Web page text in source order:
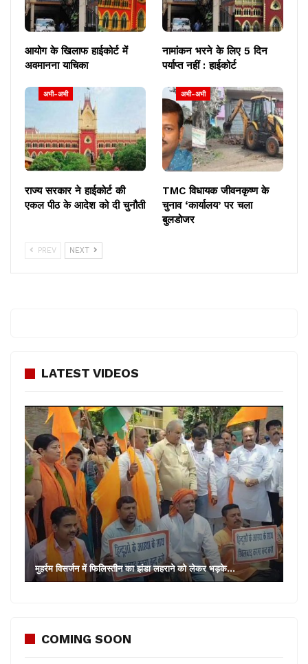
आयोग के खिलाफ हाईकोर्ट में
अवमानना याचिका
नामांकन भरने के लिए 5 दिन
पर्याप्त नहीं : हाईकोर्ट
अभी-अभी
राज्य सरकार ने हाईकोर्ट की
एकल पीठ के आदेश को दी चुनौती
अभी-अभी
TMC विधायक जीवनकृष्ण के
चुनाव ‘कार्यालय’ पर चला
बुलडोजर
PREV NEXT
LATEST VIDEOS
मुहर्रम विसर्जन में फिलिस्तीन का झंडा लहराने को लेकर भड़के…
COMING SOON